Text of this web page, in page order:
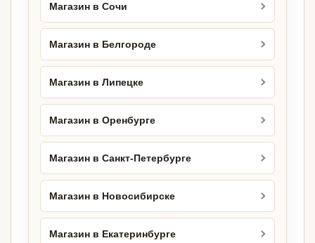
Магазин в Сочи
Магазин в Белгороде
Магазин в Липецке
Магазин в Оренбурге
Магазин в Санкт-Петербурге
Магазин в Новосибирске
Магазин в Екатеринбурге